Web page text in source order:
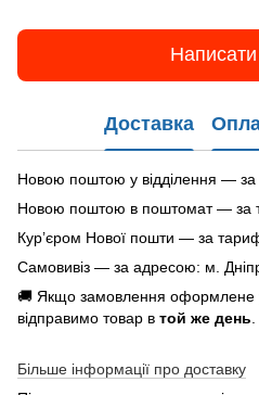
Написати
Доставка
Новою поштою у відділення — за
Новою поштою в поштомат — за
Кур’єром Нової пошти — за
Самовивіз — за адресою: м.
🚚 Якщо замовлення оформлене
відправимо товар в той же день
Більше інформації про доставку